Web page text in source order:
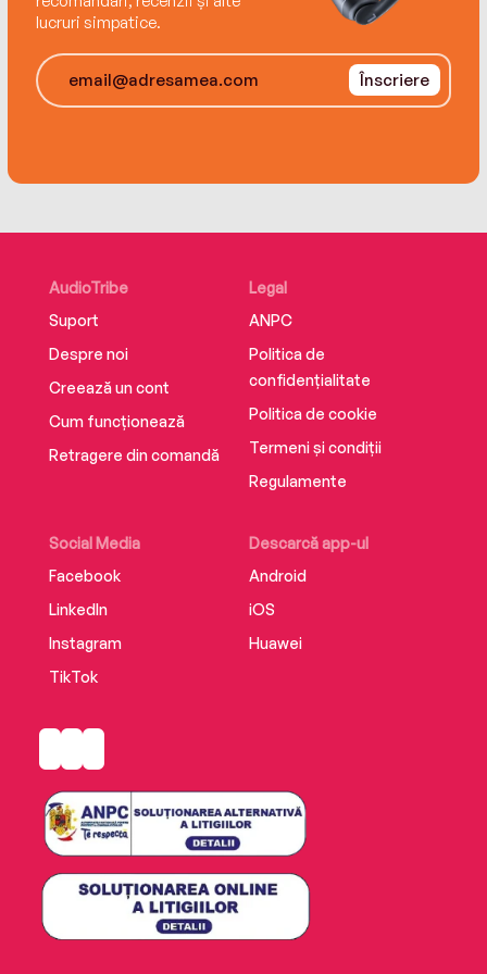
lucruri simpatice.
Înscriere
AudioTribe
Suport
Despre noi
Creează un cont
Cum funcționează
Retragere din comandă
Social Media
Facebook
LinkedIn
Instagram
TikTok
Descarcă app-ul
Android
iOS
Huawei
Legal
ANPC
Politica de
confidențialitate
Politica de cookie
Termeni și condiții
Regulamente